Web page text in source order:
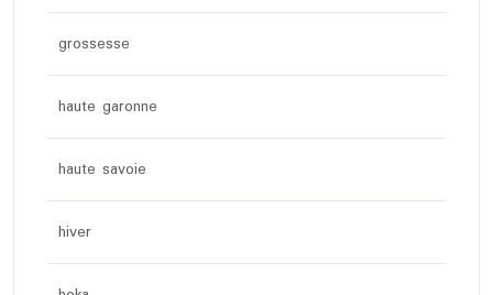
grossesse
haute garonne
haute savoie
hiver